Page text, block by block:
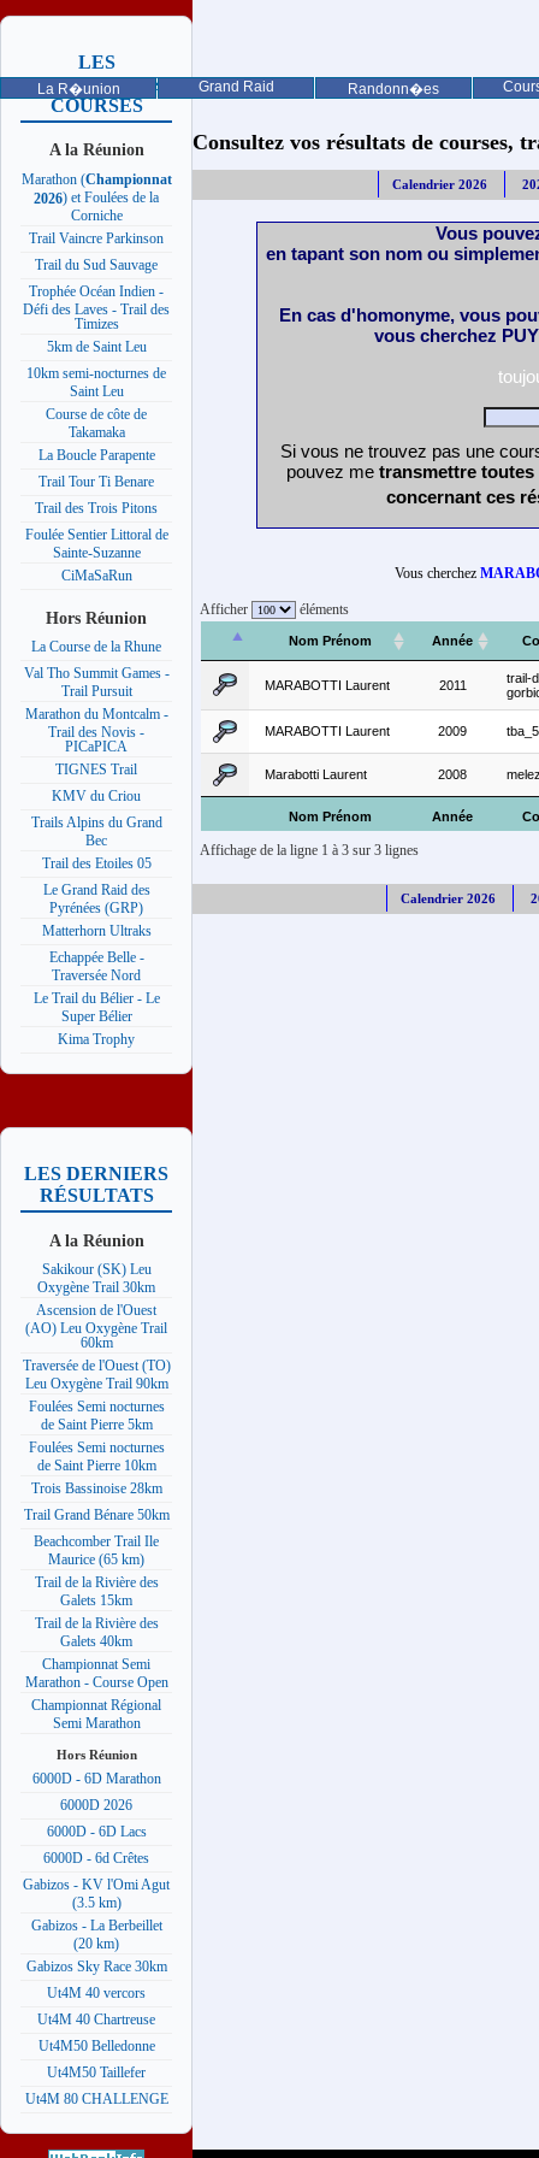
La R�union Grand Raid Randonn�es
LES
PROCHAINES
COURSES
A la Réunion
Marathon (Championnat
2026) et Foulées de la
Corniche
Trail Vaincre Parkinson
Trail du Sud Sauvage
Trophée Océan Indien -
Défi des Laves - Trail des
Timizes
5km de Saint Leu
10km semi-nocturnes de
Saint Leu
Course de côte de
Takamaka
La Boucle Parapente
Trail Tour Ti Benare
Trail des Trois Pitons
Foulée Sentier Littoral de
Sainte-Suzanne
CiMaSaRun
Hors Réunion
La Course de la Rhune
Val Tho Summit Games -
Trail Pursuit
Marathon du Montcalm -
Trail des Novis -
PICaPICA
TIGNES Trail
KMV du Criou
Trails Alpins du Grand
Bec
Trail des Etoiles 05
Le Grand Raid des
Pyrénées (GRP)
Matterhorn Ultraks
Echappée Belle -
Traversée Nord
Le Trail du Bélier - Le
Super Bélier
Kima Trophy
LES DERNIERS
RÉSULTATS
A la Réunion
Sakikour (SK) Leu
Oxygène Trail 30km
Ascension de l'Ouest
(AO) Leu Oxygène Trail
60km
Traversée de l'Ouest (TO)
Leu Oxygène Trail 90km
Foulées Semi nocturnes
de Saint Pierre 5km
Foulées Semi nocturnes
de Saint Pierre 10km
Trois Bassinoise 28km
Trail Grand Bénare 50km
Beachcomber Trail Ile
Maurice (65 km)
Trail de la Rivière des
Galets 15km
Trail de la Rivière des
Galets 40km
Championnat Semi
Marathon - Course Open
Championnat Régional
Semi Marathon
Hors Réunion
6000D - 6D Marathon
6000D 2026
6000D - 6D Lacs
6000D - 6d Crêtes
Gabizos - KV l'Omi Agut
(3.5 km)
Gabizos - La Berbeillet
(20 km)
Gabizos Sky Race 30km
Ut4M 40 vercors
Ut4M 40 Chartreuse
Ut4M50 Belledonne
Ut4M50 Taillefer
Ut4M 80 CHALLENGE
Consultez vos résultats de courses,
Calendrier 2026
Vous
en tapant son nom ou
En cas d'homonyme, vous
vous cherchez
Si vous ne trouvez pas une
pouvez me transmettre
concernant ces
Vous cherchez
Afficher éléments
Nom Prénom Année
Nom Prénom Année
MARABOTTI Laurent 2011
trail-
MARABOTTI Laurent 2009
Marabotti Laurent 2008
Affichage de la ligne 1 à 3 sur 3 lignes
Calendrier 2026